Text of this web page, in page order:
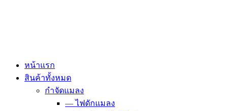
หน้าแรก
สินค้าทั้งหมด
กำจัดแมลง
— ไฟดักแมลง